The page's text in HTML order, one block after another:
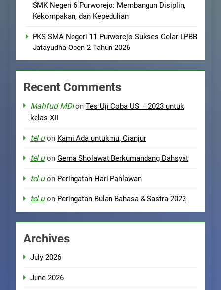
SMK Negeri 6 Purworejo: Membangun Disiplin,
Kekompakan, dan Kepedulian
PKS SMA Negeri 11 Purworejo Sukses Gelar LPBB
Jatayudha Open 2 Tahun 2026
Recent Comments
Mahfud MDIon Tes Uji Coba US – 2023 untuk
kelas XII
tel uon Kami Ada untukmu, Cianjur
tel uon Gema Sholawat Berkumandang Dahsyat
tel uon Peringatan Hari Pahlawan
tel uon Peringatan Bulan Bahasa & Sastra 2022
Archives
July 2026
June 2026